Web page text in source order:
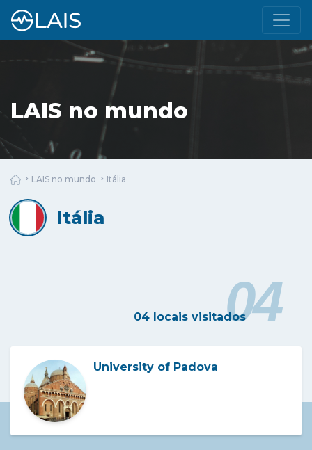
LAIS no mundo
LAIS no mundo Itália
Itália
04 locais visitados04
University of Padova